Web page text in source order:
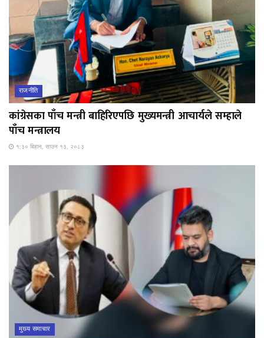
राजनीति
कांग्रेसका पाँच मन्त्री बाहिरिएपछि मुख्यमन्त्री आचार्यले सम्हाले
पाँच मन्त्रालय
१:३० बिहान, साउन १३, २०८३
मुख्य समाचार